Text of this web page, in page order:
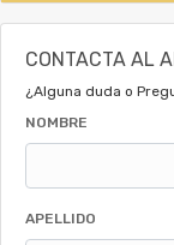
CONTACTA AL
¿Alguna duda o
NOMBRE
APELLIDO